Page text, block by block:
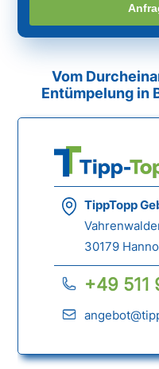
Vom
Entümpelung in
TippTopp
30179
+49 511